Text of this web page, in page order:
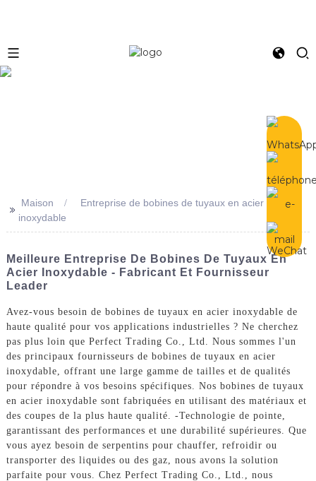
>> Maison
Entreprise de bobines de tuyaux en acier
inoxydable
Meilleure Entreprise De Bobines De Tuyaux En
Acier Inoxydable - Fabricant Et Fournisseur
Leader
Avez-vous besoin de bobines de tuyaux en acier inoxydable de
haute qualité pour vos applications industrielles ? Ne cherchez
pas plus loin que Perfect Trading Co., Ltd. Nous sommes l'un
des principaux fournisseurs de bobines de tuyaux en acier
inoxydable, offrant une large gamme de tailles et de qualités
pour répondre à vos besoins spécifiques. Nos bobines de tuyaux
en acier inoxydable sont fabriquées en utilisant des matériaux et
des coupes de la plus haute qualité. -Technologie de pointe,
garantissant des performances et une durabilité supérieures. Que
vous ayez besoin de serpentins pour chauffer, refroidir ou
transporter des liquides ou des gaz, nous avons la solution
parfaite pour vous. Chez Perfect Trading Co., Ltd., nous